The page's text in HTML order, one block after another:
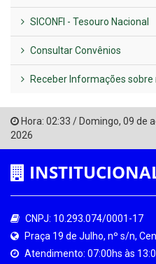
SICONFI - Tesouro Nacional
Consultar Convênios
Receber Informações sobre
Hora: 02:33 / Domingo, 09 de
2026
CNPJ: 10.293.074/0001-17
Praça 19 de Julho, nº s/n,
Atendimento: 07:00hs às